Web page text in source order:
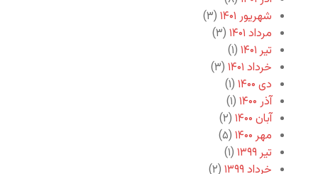
شهریور ۱۴۰۱
(۳)
مرداد ۱۴۰۱
(۳)
تیر ۱۴۰۱
(۱)
خرداد ۱۴۰۱
(۳)
دی ۱۴۰۰
(۱)
آذر ۱۴۰۰
(۱)
آبان ۱۴۰۰
(۲)
مهر ۱۴۰۰
(۵)
تیر ۱۳۹۹
(۱)
خرداد ۱۳۹۹
(۲)